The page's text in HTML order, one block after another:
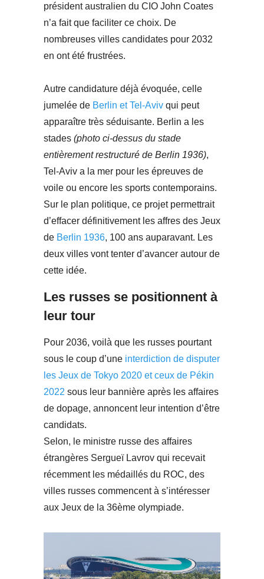
président australien du CIO John Coates
n’a fait que faciliter ce choix. De
nombreuses villes candidates pour 2032
en ont été frustrées.
Autre candidature déjà évoquée, celle
jumelée de Berlin et Tel-Aviv qui peut
apparaître très séduisante. Berlin a les
stades (photo ci-dessus du stade
entièrement restructuré de Berlin 1936),
Tel-Aviv a la mer pour les épreuves de
voile ou encore les sports contemporains.
Sur le plan politique, ce projet permettrait
d’effacer définitivement les affres des Jeux
de Berlin 1936, 100 ans auparavant. Les
deux villes vont tenter d’avancer autour de
cette idée.
Les russes se positionnent à
leur tour
Pour 2036, voilà que les russes pourtant
sous le coup d’une interdiction de disputer
les Jeux de Tokyo 2020 et ceux de Pékin
2022 sous leur bannière après les affaires
de dopage, annoncent leur intention d’être
candidats.
Selon, le ministre russe des affaires
étrangères Sergueï Lavrov qui recevait
récemment les médaillés du ROC, des
villes russes commencent à s’intéresser
aux Jeux de la 36ème olympiade.